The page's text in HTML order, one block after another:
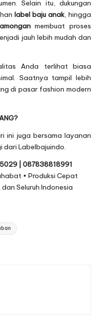
Selain itu, dukungan
label baju anak, hingga
membuat proses
jauh lebih mudah dan
Anda terlihat biasa
Saatnya tampil lebih
di pasar fashion modern
ini juga bersama layanan
dari Labelbajuindo.
| 087838818991
• Produksi Cepat
Seluruh Indonesia